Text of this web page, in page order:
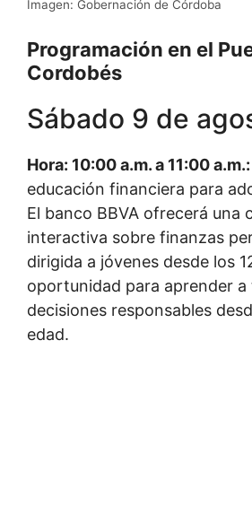
Imagen: Gobernación de Córdoba
Programación en el
Cordobés
Sábado 9 de
Hora: 10:00 a.m. a 11:00 a.m.:
educación financiera para
El banco BBVA ofrecerá una
interactiva sobre finanzas
dirigida a jóvenes desde los
oportunidad para aprender a
decisiones responsables
edad.